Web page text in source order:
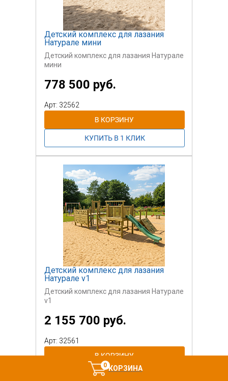
0КОРЗИНА
Детский комплекс для лазания
Натурале мини
Детский комплекс для лазания Натурале
мини
778 500 руб.
Арт: 32562
Детский комплекс для лазания
Натурале v1
Детский комплекс для лазания Натурале
v1
2 155 700 руб.
Арт: 32561